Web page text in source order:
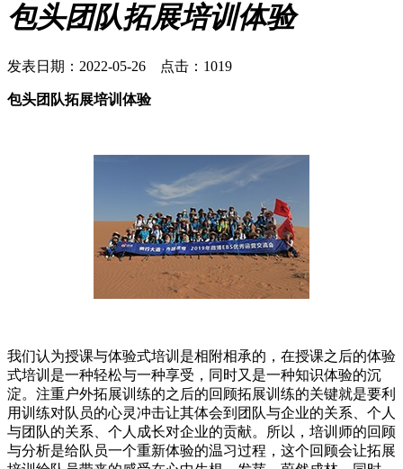
包头团队拓展培训体验
发表日期：2022-05-26 点击：1019
包头团队拓展培训体验
我们认为授课与体验式培训是相附相承的，在授课之后的体验
式培训是一种轻松与一种享受，同时又是一种知识体验的沉
淀。注重户外拓展训练的之后的回顾拓展训练的关键就是要利
用训练对队员的心灵冲击让其体会到团队与企业的关系、个人
与团队的关系、个人成长对企业的贡献。所以，培训师的回顾
与分析是给队员一个重新体验的温习过程，这个回顾会让拓展